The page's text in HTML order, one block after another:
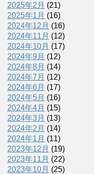
2025年2月 (21)
2025年1月 (16)
2024年12月 (16)
2024年11月 (12)
2024年10月 (17)
2024年9月 (12)
2024年8月 (14)
2024年7月 (12)
2024年6月 (17)
2024年5月 (16)
2024年4月 (15)
2024年3月 (13)
2024年2月 (14)
2024年1月 (11)
2023年12月 (19)
2023年11月 (22)
2023年10月 (25)